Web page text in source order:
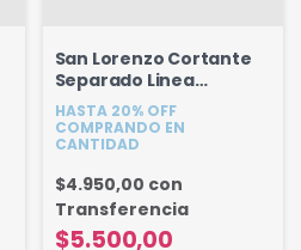
San Lorenzo Cortante
Separado Linea
Fondant 12 cm
HASTA 20% OFF
COMPRANDO EN
CANTIDAD
$5.500,00
$4.950,00 con
Transferencia